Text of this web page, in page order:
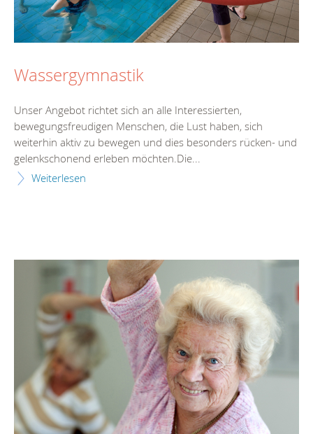
Wassergymnastik
Unser Angebot richtet sich an alle Interessierten,
bewegungsfreudigen Menschen, die Lust haben, sich
weiterhin aktiv zu bewegen und dies besonders rücken- und
gelenkschonend erleben möchten.Die...
Weiterlesen